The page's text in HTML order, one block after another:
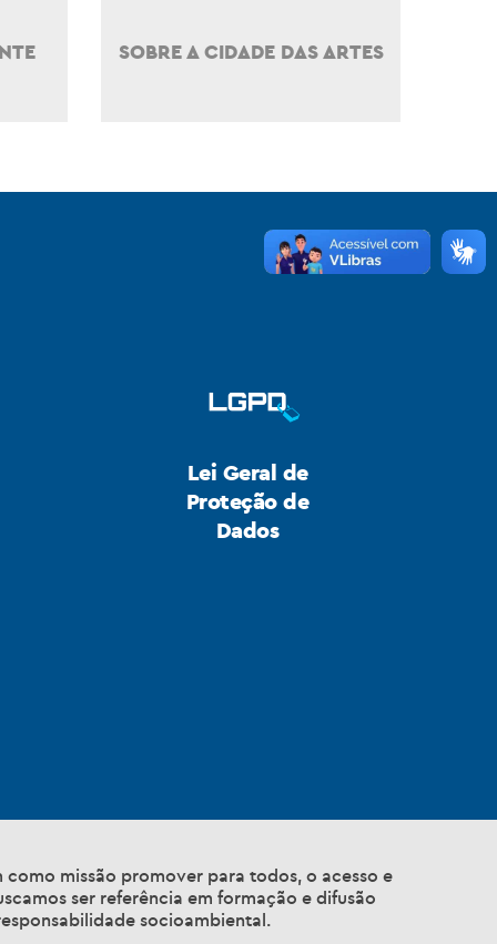
SOBRE A CIDADE DAS ARTES
Lei Geral de
Proteção de
Dados
como missão promover para todos, o acesso e
ser referência em formação e difusão
socioambiental.